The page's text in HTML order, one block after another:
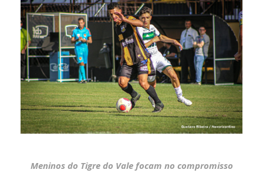
Meninos do Tigre do Vale focam no compromisso